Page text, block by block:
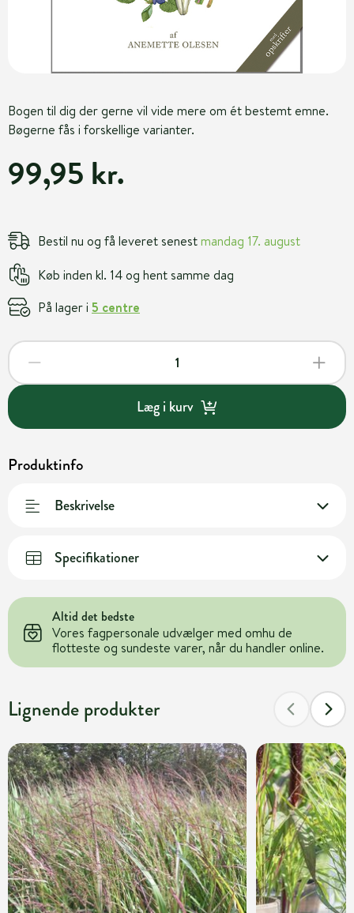
Bogen til dig der gerne vil vide mere om ét bestemt emne.
Bøgerne fås i forskellige varianter.
99,95 kr.
Bestil nu og få leveret senestmandag 17. august
Køb inden kl. 14 og hent samme dag
På lager i 5 centre
Læg i kurv
Produktinfo
Beskrivelse
Specifikationer
Altid det bedste
Vores fagpersonale udvælger med omhu de
flotteste og sundeste varer, når du handler online.
Lignende produkter